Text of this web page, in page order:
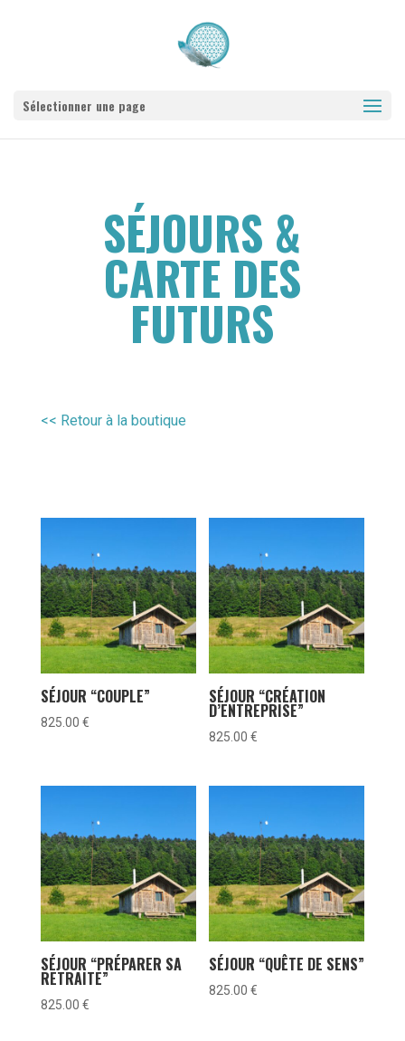
Sélectionner une page
SÉJOURS &
CARTE DES
FUTURS
<< Retour à la boutique
SÉJOUR “COUPLE”
825.00 €
SÉJOUR “CRÉATION
D’ENTREPRISE”
825.00€
SÉJOUR “PRÉPARER SA
RETRAITE”
825.00 €
SÉJOUR “QUÊTE DE SENS”
825.00€